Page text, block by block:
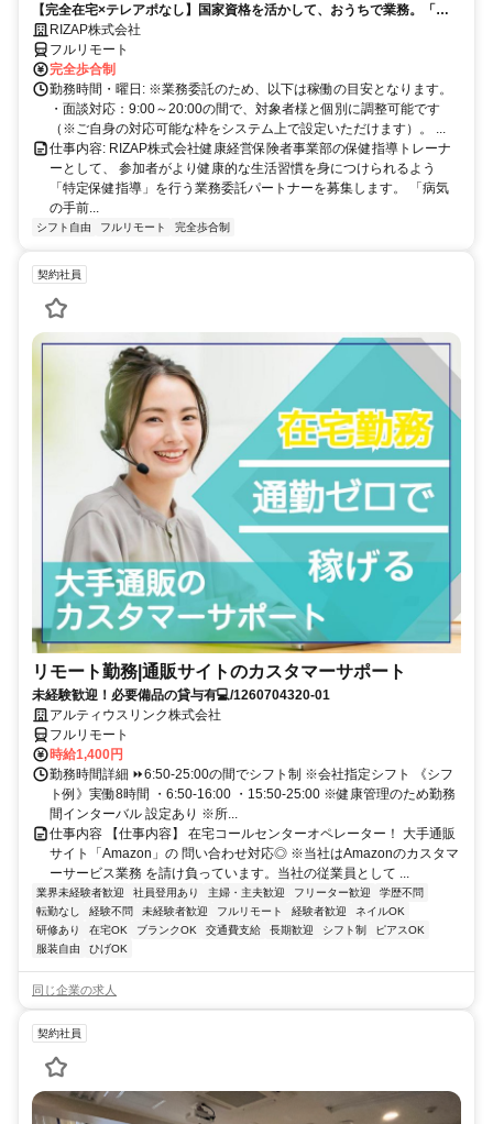
【完全在宅×テレアポなし】国家資格を活かして、おうちで業務。「も
う一つの安心」を。主婦・Wワーカー活躍中！「平日の日中だけ」「夕
方以降の数時間だけ」など、生活リズムに合わせた時間調整が可能で
す。1件ごとの成果報酬型だから、頑張った分だけ手応えのある収入
に。充実のサポート体制で、安心の在宅ワークを始めませんか？
RIZAP株式会社
フルリモート
完全歩合制
勤務時間・曜日: ※業務委託のため、以下は稼働の目安となります。
・面談対応：9:00～20:00の間で、対象者様と個別に調整可能です
（※ご自身の対応可能な枠をシステム上で設定いただけます）。 ...
仕事内容: RIZAP株式会社健康経営保険者事業部の保健指導トレーナ
ーとして、 参加者がより健康的な生活習慣を身につけられるよう
「特定保健指導」を行う業務委託パートナーを募集します。 「病気
の手前...
シフト自由 フルリモート 完全歩合制
契約社員
リモート勤務|通販サイトのカスタマーサポート
未経験歓迎！必要備品の貸与有💻/1260704320-01
アルティウスリンク株式会社
フルリモート
時給1,400円
勤務時間詳細 ⏩6:50-25:00の間でシフト制 ※会社指定シフト 《シフ
ト例》実働8時間 ・6:50-16:00 ・15:50-25:00 ※健康管理のため勤務
間インターバル 設定あり ※所...
仕事内容 【仕事内容】 在宅コールセンターオペレーター！ 大手通販
サイト「Amazon」の 問い合わせ対応◎ ※当社はAmazonのカスタマ
ーサービス業務 を請け負っています。当社の従業員として ...
業界未経験者歓迎 社員登用あり 主婦・主夫歓迎 フリーター歓迎
学歴不問
転勤なし
経験不問 未経験者歓迎 フルリモート 経験者歓迎
ネイルOK
研修あり
在宅OK ブランクOK 交通費支給 長期歓迎 シフト制
ピアスOK
服装自由
ひげOK
同じ企業の求人
契約社員